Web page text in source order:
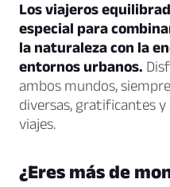
Los viajeros
especial para
la naturaleza con la
entornos urbanos.
ambos mundos,
diversas, gratificantes y
viajes.
¿Eres más de